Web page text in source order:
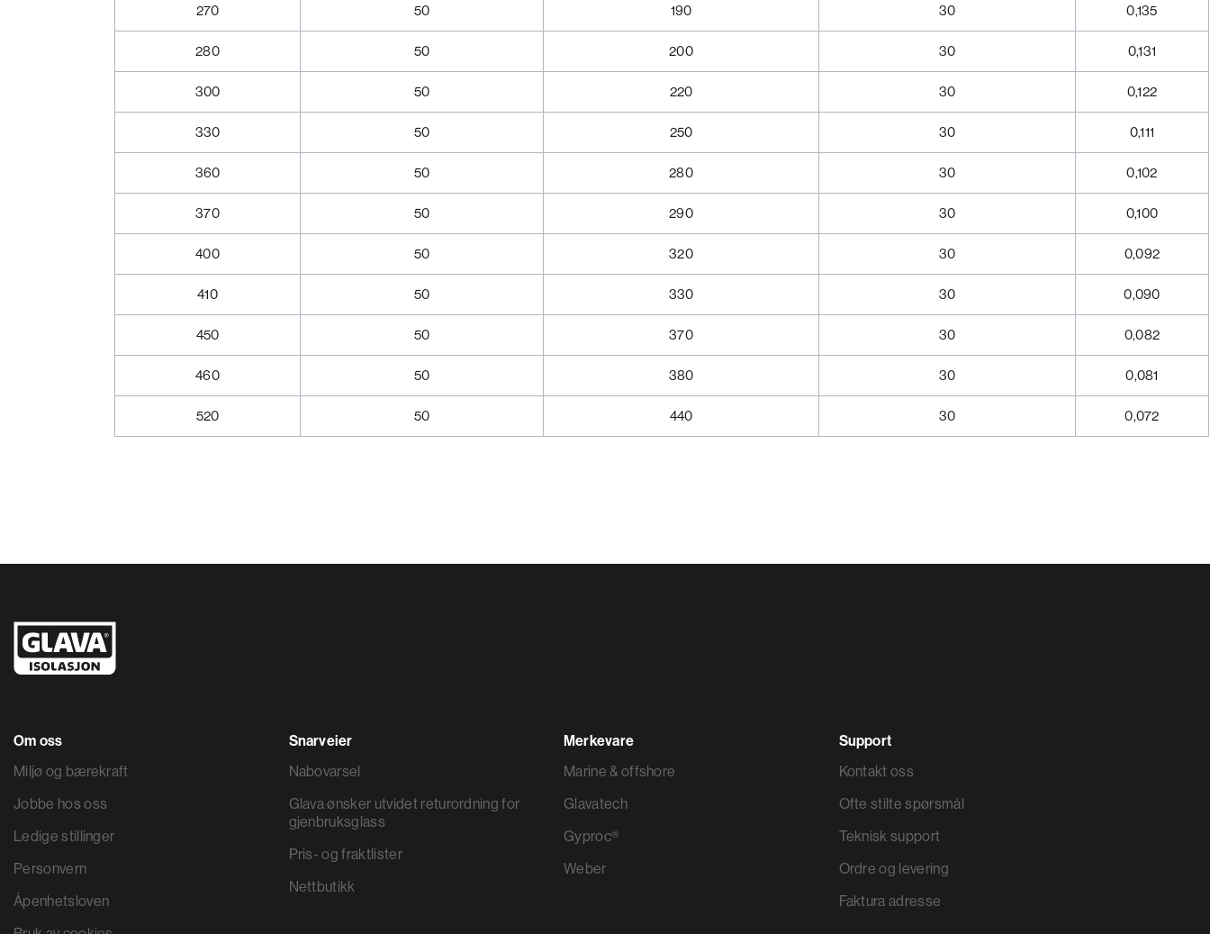
270 50 190 30 0,135
280 50 200 30 0,131
300 50 220 30 0,122
330 50 250 30 0,111
360 50 280 30 0,102
370 50 290 30 0,100
400 50 320 30 0,092
410 50 330 30 0,090
450 50 370 30 0,082
460 50 380 30 0,081
520 50 440 30 0,072
Om oss
Miljø og bærekraft
Jobbe hos oss
Ledige stillinger
Personvern
Åpenhetsloven
Snarveier
Nabovarsel
Glava ønsker utvidet returordning for
gjenbruksglass
Pris- og fraktlister
Nettbutikk
Merkevare
Marine & offshore
Glavatech
Gyproc®
Weber
Support
Kontakt oss
Ofte stilte spørsmål
Teknisk support
Ordre og levering
Faktura adresse